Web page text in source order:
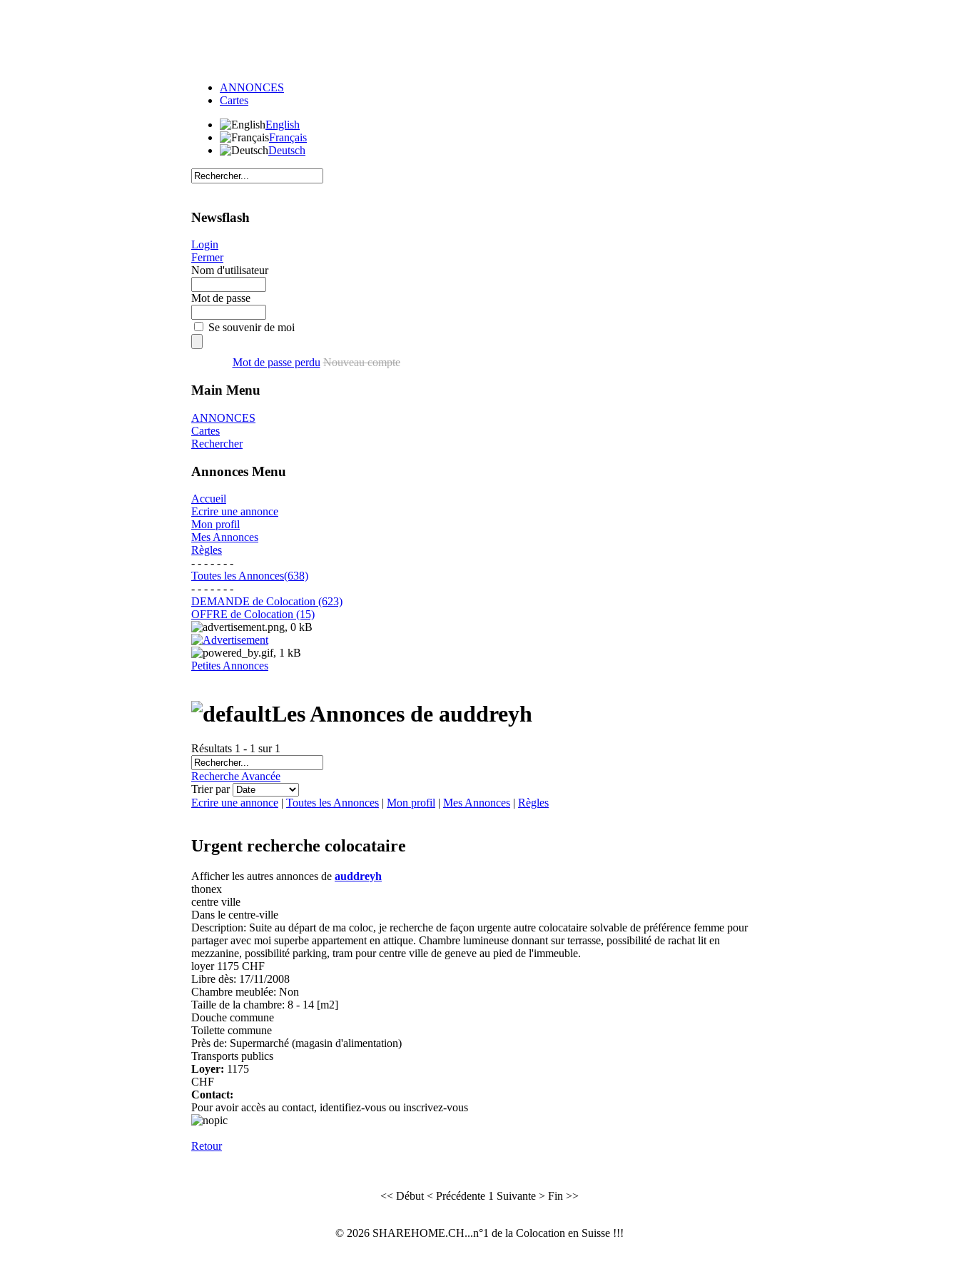
ANNONCES
Cartes
English
Français
Deutsch
Newsflash
Login
Fermer
Nom d'utilisateur
Mot de passe
Se souvenir de moi
Mot de passe perdu Nouveau compte
Main Menu
ANNONCES
Cartes
Rechercher
Annonces Menu
Accueil
Ecrire une annonce
Mon profil
Mes Annonces
Règles
- - - - - - -
Toutes les Annonces(638)
- - - - - - -
DEMANDE de Colocation (623)
OFFRE de Colocation (15)
Petites Annonces
Les Annonces de auddreyh
Résultats 1 - 1 sur 1
Recherche Avancée
Trier par
Ecrire une annonce | Toutes les Annonces | Mon profil | Mes Annonces | Règles
Urgent recherche colocataire
Afficher les autres annonces de auddreyh
thonex
centre ville
Dans le centre-ville
Description: Suite au départ de ma coloc, je recherche de façon urgente autre colocataire solvable de préférence femme pour
partager avec moi superbe appartement en attique. Chambre lumineuse donnant sur terrasse, possibilité de rachat lit en
mezzanine, possibilité parking, tram pour centre ville de geneve au pied de l'immeuble.
loyer 1175 CHF
Libre dès: 17/11/2008
Chambre meublée: Non
Taille de la chambre: 8 - 14 [m2]
Douche commune
Toilette commune
Près de: Supermarché (magasin d'alimentation)
Transports publics
Loyer: 1175
CHF
Contact:
Pour avoir accès au contact, identifiez-vous ou inscrivez-vous
Retour
<< Début < Précédente 1 Suivante > Fin >>
© 2026 SHAREHOME.CH...n°1 de la Colocation en Suisse !!!